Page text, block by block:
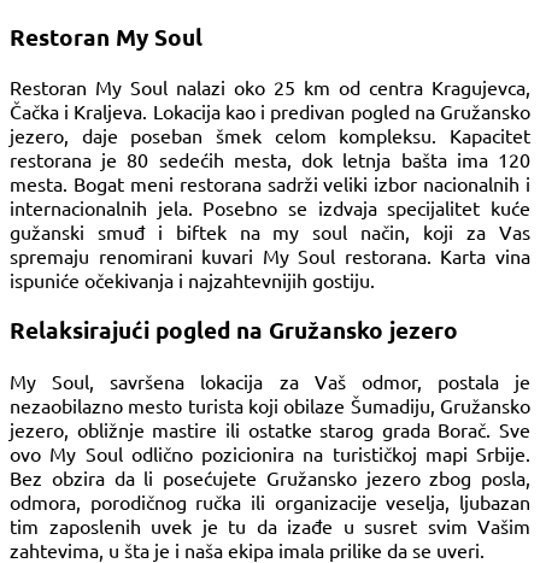
Restoran My Soul
Restoran My Soul nalazi oko 25 km od centra Kragujevca,
Čačka i Kraljeva. Lokacija kao i predivan pogled na Gružansko
jezero, daje poseban šmek celom kompleksu. Kapacitet
restorana je 80 sedećih mesta, dok letnja bašta ima 120
mesta. Bogat meni restorana sadrži veliki izbor nacionalnih i
internacionalnih jela. Posebno se izdvaja specijalitet kuće
gužanski smuđ i biftek na my soul način, koji za Vas
spremaju renomirani kuvari My Soul restorana. Karta vina
ispuniće očekivanja i najzahtevnijih gostiju.
Relaksirajući pogled na Gružansko jezero
My Soul, savršena lokacija za Vaš odmor, postala je
nezaobilazno mesto turista koji obilaze Šumadiju, Gružansko
jezero, obližnje mastire ili ostatke starog grada Borač. Sve
ovo My Soul odlično pozicionira na turističkoj mapi Srbije.
Bez obzira da li posećujete Gružansko jezero zbog posla,
odmora, porodičnog ručka ili organizacije veselja, ljubazan
tim zaposlenih uvek je tu da izađe u susret svim Vašim
zahtevima, u šta je i naša ekipa imala prilike da se uveri.